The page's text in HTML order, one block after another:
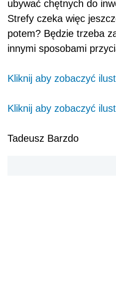
ubywać chętnych do
Strefy czeka więc
potem? Będzie trzeba
innymi sposobami
Kliknij aby zobaczyć
Kliknij aby zobaczyć
Tadeusz Barzdo